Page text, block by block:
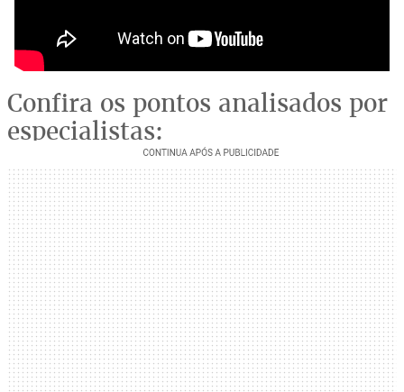
Confira os pontos analisados por
especialistas: